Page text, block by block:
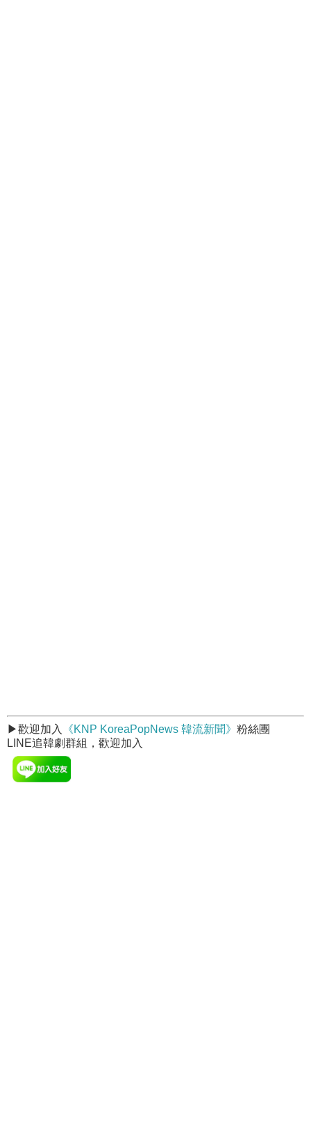
▶歡迎加入 《KNP KoreaPopNews 韓流新聞》 粉絲團
LINE追韓劇群組，歡迎加入